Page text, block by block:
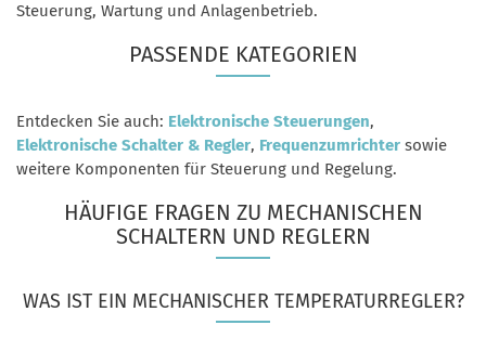
Steuerung, Wartung und Anlagenbetrieb.
PASSENDE KATEGORIEN
Entdecken Sie auch: Elektronische Steuerungen,
Elektronische Schalter & Regler, Frequenzumrichter sowie
weitere Komponenten für Steuerung und Regelung.
HÄUFIGE FRAGEN ZU MECHANISCHEN
SCHALTERN UND REGLERN
WAS IST EIN MECHANISCHER TEMPERATURREGLER?